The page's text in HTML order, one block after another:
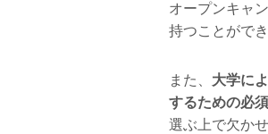
オープンキャ
持つことがで
また、 大学に
するための必
選ぶ上で欠か